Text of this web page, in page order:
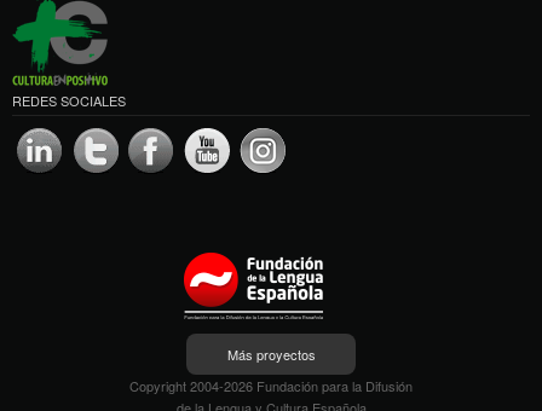
REDES SOCIALES
Más proyectos
Copyright 2004-2026 Fundación para la Difusión
de la Lengua y Cultura Española